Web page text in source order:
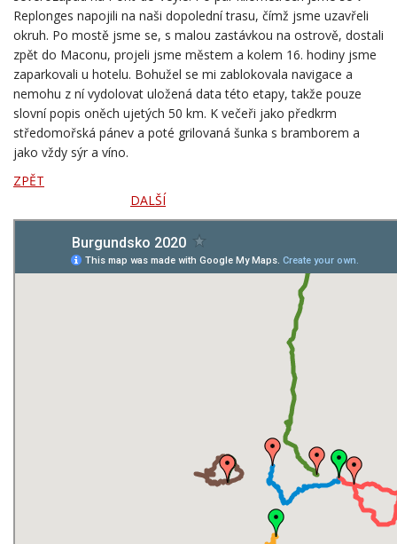
Replonges napojili na naši dopolední trasu, čímž jsme uzavřeli
okruh. Po mostě jsme se, s malou zastávkou na ostrově, dostali
zpět do Maconu, projeli jsme městem a kolem 16. hodiny jsme
zaparkovali u hotelu. Bohužel se mi zablokovala navigace a
nemohu z ní vydolovat uložená data této etapy, takže pouze
slovní popis oněch ujetých 50 km. K večeři jako předkrm
středomořská pánev a poté grilovaná šunka s bramborem a
jako vždy sýr a víno.
ZPĚT
DALŠÍ